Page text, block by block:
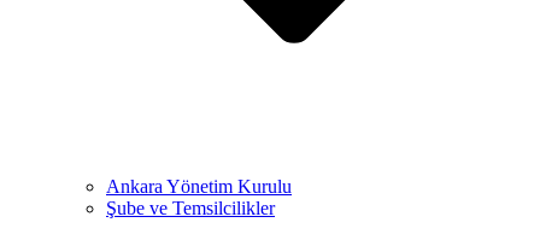
Ankara Yönetim Kurulu
Şube ve Temsilcilikler